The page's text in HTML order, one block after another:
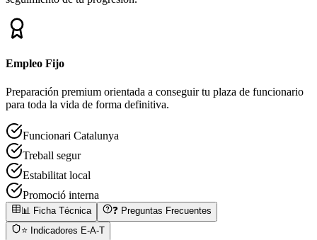
Empleo Fijo
Preparación premium orientada a conseguir tu plaza de funcionario
para toda la vida de forma definitiva.
Funcionari Catalunya
Treball segur
Estabilitat local
Promoció interna
📊 Ficha Técnica
❓ Preguntas Frecuentes
⭐ Indicadores E-A-T